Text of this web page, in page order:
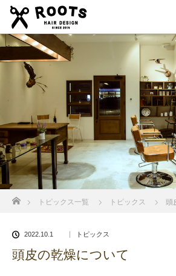
ホーム
トピックス一覧 トピックス 頭
2022.10.1 トピックス
頭皮の乾燥について